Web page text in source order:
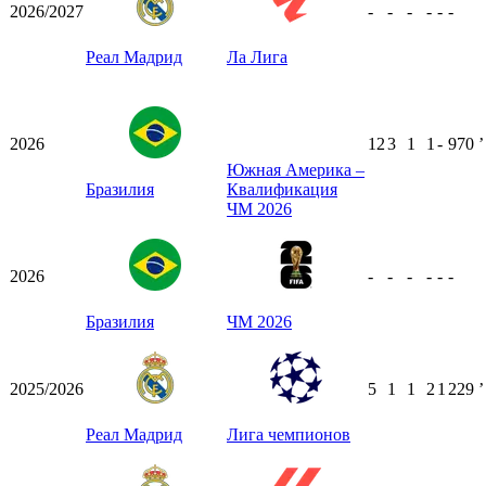
2026/2027
Реал Мадрид Ла Лига
- - - - - -
2026
Бразилия
Южная Америка –
Квалификация
ЧМ 2026
123 1 1 - 970 ʼ
2026
Бразилия ЧМ 2026
- - - - - -
2025/2026
Реал Мадрид Лига чемпионов
5 1 1 2 1 229 ʼ